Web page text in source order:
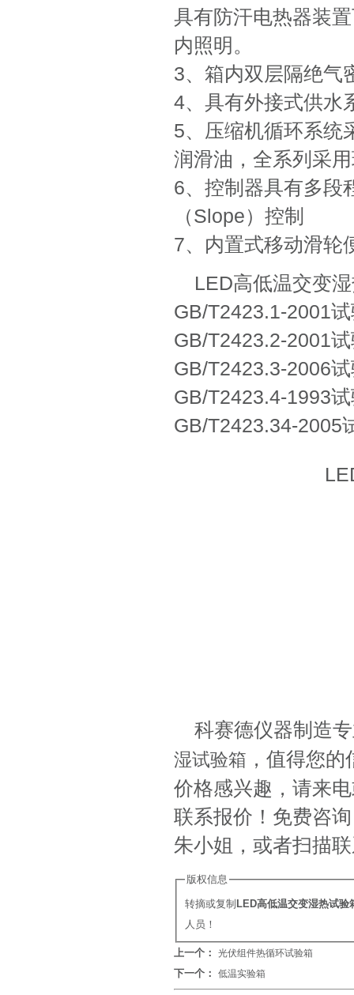
具有防汗电热器装
内照明。
3、箱内双层隔绝气
4、具有外接式供水
5、压缩机循环系统
润滑油，全系列采
6、控制器具有多段
（Slope）控制
7、内置式移动滑轮
LED高低温交变
GB/T2423.1-2001
GB/T2423.2-2001
GB/T2423.3-2006
GB/T2423.4-1993
GB/T2423.34-2005
科赛德仪器制造
湿试验箱 ，值得您
价格感兴趣，请来
联系报价！免费咨
朱小姐，或者扫描
版权信息
转摘或复制LED高低温交变湿热试验
人员！
上一个： 光伏组件热循环试验箱
下一个： 低温实验箱